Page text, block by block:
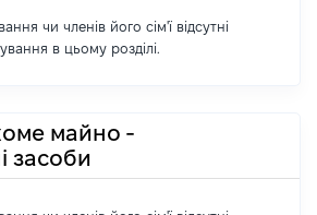
чи членів його сім'ї відсутні
в цьому розділі.
майно -
засоби